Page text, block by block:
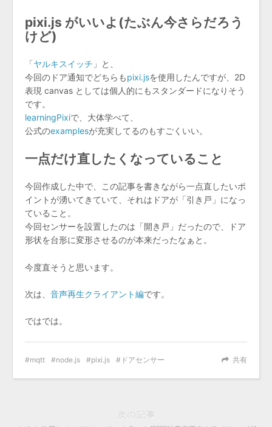
pixi.js がいいよ(たぶん今さらだろう
けど)
「ヤルキスイッチ 」と、
今回のドア通知でどちらもpixi.jsを使用したんですが、2D
表現 canvas としては個人的にもスタンダードになりそう
です。
learningPixiで、大体学べて、
公式のexamplesが充実してるのもすごくいい。
一点だけ直したくなっていること
今回作成した中で、この記事を書きながら一点直したいポ
イントが湧いてきていて、それはドアが「引き戸」になっ
ていること。
今回センサーを設置したのは「開き戸」だったので、ドア
形状を台形に変形させるのが本来だったなぁと。
今度直そうと思います。
次は、 音声再生クライアント編です。
ではでは。
共有
mqtt node.js pixi.js ドアセンサー
次の記事